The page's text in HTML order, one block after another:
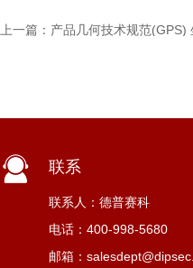
上一篇： 产品几何技术规范(GPS)
联系
联系人：德普赛科
电话：400-998-5680
邮箱：